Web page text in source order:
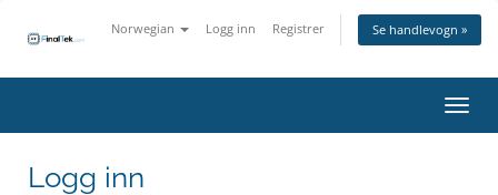
Norwegian Logg inn Registrer Se handlevogn »
Bytt
Logg inn